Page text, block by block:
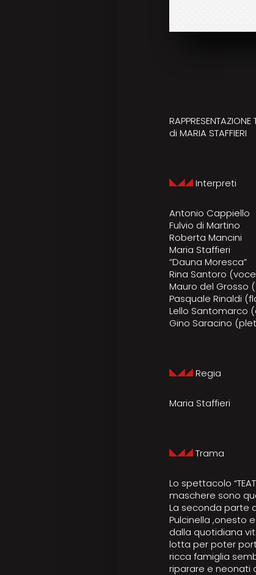
RAPPRESENTAZIONE
di MARIA STAFFIERI
Interpreti
Antonio Cappiello
Fulvio di Martino
Roberta Mancini
Maria Staffieri
“Dauna Moresca”
Rina Santoro
Mauro del Grosso
Pasquale Rinaldi
Lello Santomarco
Gino Saracino
Regia
Maria Staffieri
Trama
Lo spettacolo
maschere sono
La seconda parte
Pulcinella ,onesto
dalla quoti­diana
lotta per po­ter
ricca famiglia
riparare e neonati